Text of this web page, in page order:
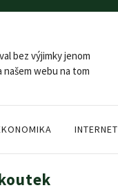
bez výjimky jenom
našem webu na tom
INTERNET